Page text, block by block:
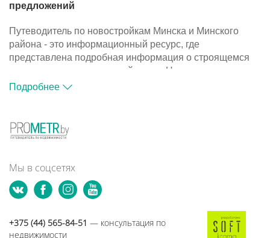
предложений
Путеводитель по новостройкам Минска и Минского
района - это информационный ресурс, где
представлена подробная информация о строящемся
жилье и компаниях-застройщиках. На портале
размещена база объектов, с помощью которой вы
Путеводитель по новостройкам Минска и Минского
района - это информационный ресурс, где
жилье и компаниях-застройщиках. На портале
размещена база объектов, с помощью которой вы
сможете подобрать подходящий вариант для покупки
Подробнее
Мы в соцсетях
+375 (44) 565-84-51 — консультация по
недвижимости